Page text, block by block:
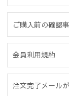
ご購入前の確認
会員利用規約
注文完了メール